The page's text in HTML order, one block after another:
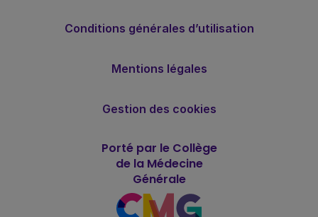
Conditions générales d’utilisation
Mentions légales
Gestion des cookies
Porté par le Collège
de la Médecine
Générale